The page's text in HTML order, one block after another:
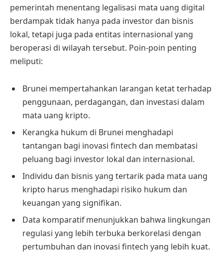
pemerintah menentang legalisasi mata uang digital
berdampak tidak hanya pada investor dan bisnis
lokal, tetapi juga pada entitas internasional yang
beroperasi di wilayah tersebut. Poin-poin penting
meliputi:
Brunei mempertahankan larangan ketat terhadap
penggunaan, perdagangan, dan investasi dalam
mata uang kripto.
Kerangka hukum di Brunei menghadapi
tantangan bagi inovasi fintech dan membatasi
peluang bagi investor lokal dan internasional.
Individu dan bisnis yang tertarik pada mata uang
kripto harus menghadapi risiko hukum dan
keuangan yang signifikan.
Data komparatif menunjukkan bahwa lingkungan
regulasi yang lebih terbuka berkorelasi dengan
pertumbuhan dan inovasi fintech yang lebih kuat.